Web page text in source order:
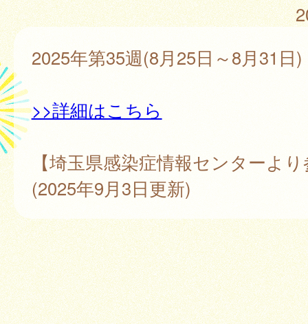
2025年第35週(8月25日～8月31日)
>>詳細はこちら
【埼玉県感染症情報センターよ
(2025年9月3日更新)